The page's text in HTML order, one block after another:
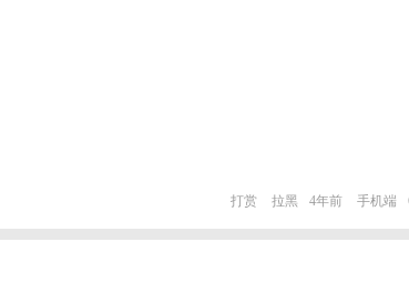
打赏 拉黑 4年前 手机端